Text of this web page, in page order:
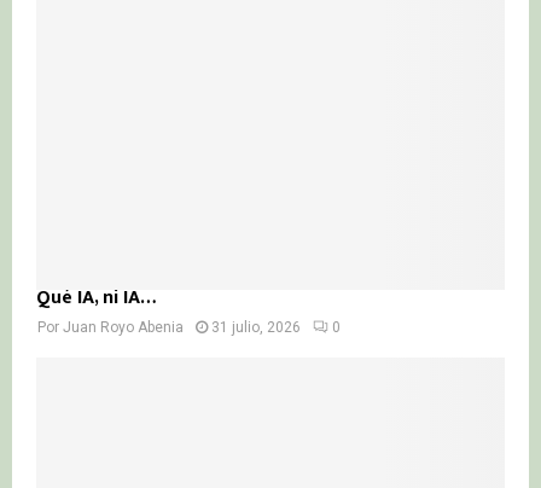
Qué IA, ni IA…
Por Juan Royo Abenia 31 julio, 2026 0